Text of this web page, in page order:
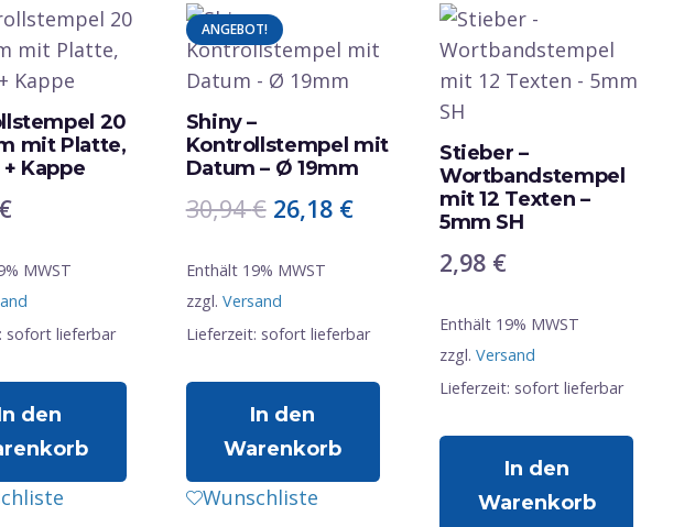
auf.
Die
Optionen
können
auf
der
Produktseite
gewählt
werden
20
mit Platte,
Kappe
€
MWST
sofort lieferbar
den
ANGEBOT!
Shiny –
Kontrollstempel mit
Datum – Ø 19mm
30,94€ Ursprünglicher
war:
30,94 €
26,18 €Aktueller
Enthält 19% MWST
zzgl. Versand
Lieferzeit: sofort lieferbar
In den
Warenkorb
Wunschliste
Stieber –
Wortbandstempel
mit 12 Texten –
5mm SH
2,98 €
Enthält 19% MWST
zzgl. Versand
Lieferzeit: sofort lieferbar
In den
Warenkorb